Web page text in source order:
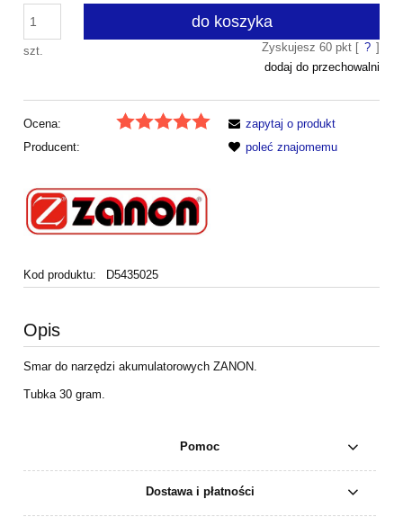
szt.
do koszyka
Zyskujesz 60pkt [ ? ]
dodaj do przechowalni
Ocena:
Producent:
Kod produktu: D5435025
zapytaj o produkt
poleć znajomemu
Opis
Smar do narzędzi akumulatorowych ZANON.
Tubka 30 gram.
Pomoc
Dostawa i płatności